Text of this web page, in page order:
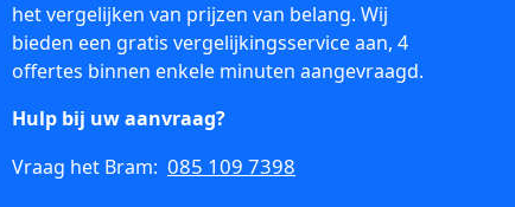
het vergelijken van prijzen van belang. Wij
bieden een gratis vergelijkingsservice aan, 4
offertes binnen enkele minuten aangevraagd.
Hulp bij uw aanvraag?
Vraag het Bram: 085 109 7398